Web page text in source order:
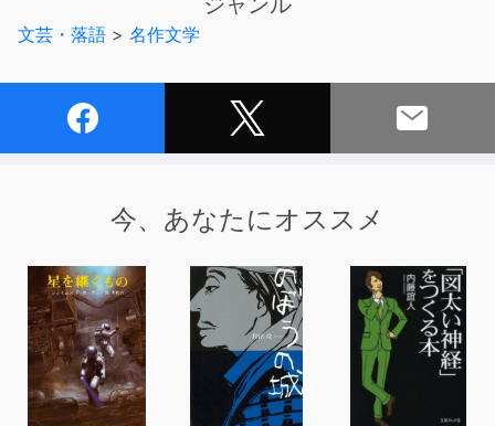
「旅行記を読むとは、その基になった旅を読み、旅する人
を読み、旅した場所・地域を読み、旅した時代を読むこと
への「旅と冒険の物語」に誘います。近代の歩みを始めて
を、19時間にわたって堪能できる本オーディオブックの
なお、本オーディオブックは、2巻本原著 “Unbeaten
Tracks in Japan”（1880）を底本とする金坂清則訳注
『完訳 日本奥地紀行』全4巻の新潟県の部分のラジオ朗読
番組（制作：新潟放送）と、それに続く記念ＣＤ『イザベ
ラ・バードが見た明治の新潟』（受付：一般財団法人地図
文芸・落語 > 名作文学
今、あなたにオススメ